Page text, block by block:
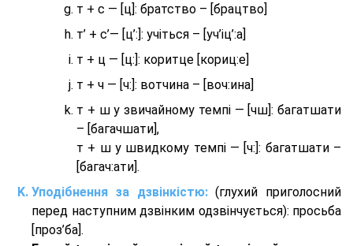
т + с — [ц]: братство – [брaцтво]
т’ + с’— [ц’:]: учіться – [уч’іц’:a]
т + ц — [ц:]: коритце [кориц:е]
т + ч — [ч:]: вотчина – [вoч:ина]
т + ш у звичайному темпі — [чш]: багатшати
– [багачшати],
т + ш у швидкому темпі — [ч:]: багатшати –
[багач:ати].
Уподібнення за дзвінкістю:(глухий приголосний
перед наступним дзвінким одзвінчується): просьба
[проз’ба].